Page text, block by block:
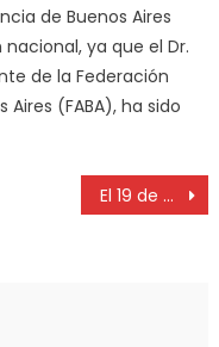
de Buenos Aires
ya que el Dr.
de la Federación
(FABA), ha sido
El 19 de octubre Día Mundial del Cáncer de Mama